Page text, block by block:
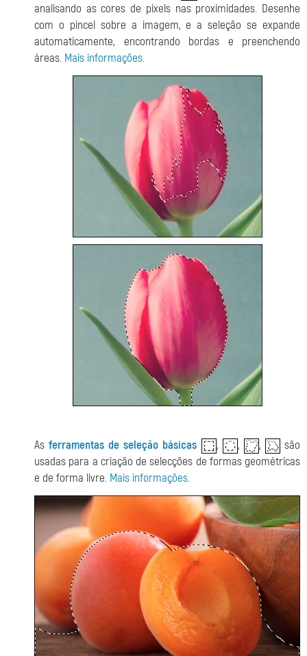
analisando as cores de pixels nas proximidades. Desenhe
com o pincel sobre a imagem, e a seleção se expande
automaticamente, encontrando bordas e preenchendo
áreas. Mais informações.
Asferramentas de seleção básicas , , ,
são
usadas para a criação de selecções de formas geométricas
e de forma livre. Mais informações.